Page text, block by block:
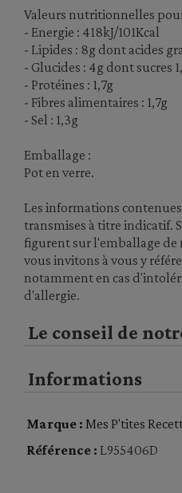
Valeurs nutritionnelles
- Energie : 418kJ/101Kcal
- Lipides : 8g dont acides
- Glucides : 4g dont sucres
- Protéines : 1,7g
- Fibres alimentaires : 1,7g
- Sel : 1,3g
Emballage :
Pot en verre.
Les informations
transmises à titre indicatif.
figurent sur l'emballage
vous invitons à vous y
notamment en cas
d'allergie.
Le conseil de
Informations
Marque : Mes P'tites
Référence : L955406D